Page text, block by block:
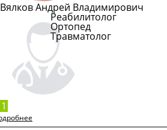
Вялков Андрей Владимирович
Реабилитолог
Ортопед
Травматолог
1